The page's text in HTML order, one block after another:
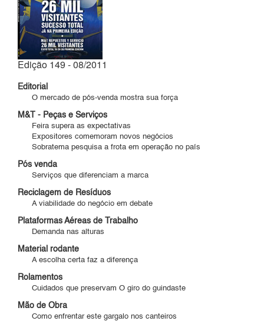
Edição 149 - 08/2011
Editorial
O mercado de pós-venda mostra sua força
M&T - Peças e Serviços
Feira supera as expectativas
Expositores comemoram novos negócios
Sobratema pesquisa a frota em operação no país
Pós venda
Serviços que diferenciam a marca
Reciclagem de Resíduos
A viabilidade do negócio em debate
Plataformas Aéreas de Trabalho
Demanda nas alturas
Material rodante
A escolha certa faz a diferença
Rolamentos
Cuidados que preservam O giro do guindaste
Mão de Obra
Como enfrentar este gargalo nos canteiros